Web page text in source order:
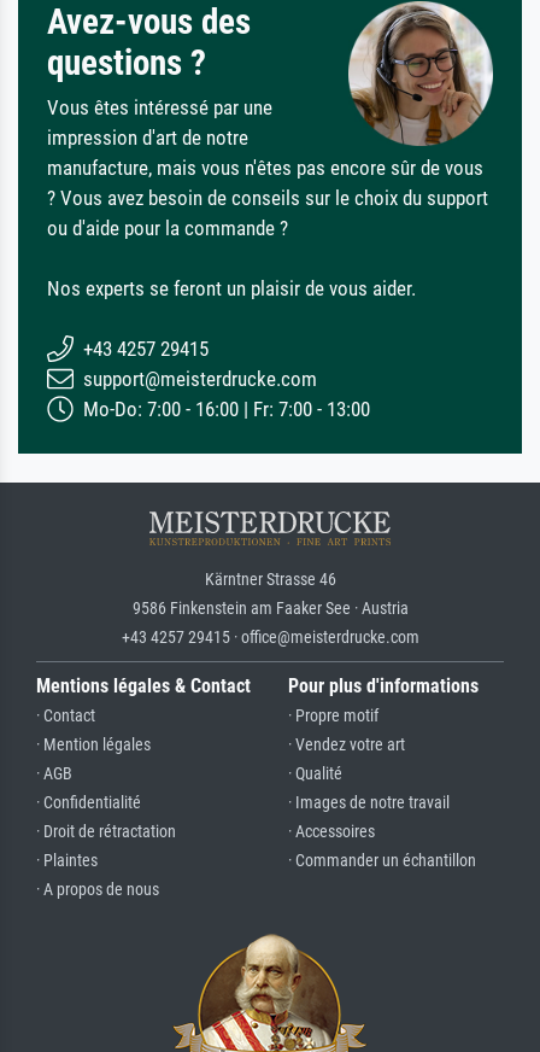
Avez-vous des
questions ?
Vous êtes intéressé par une
impression d'art de notre
manufacture, mais vous n'êtes pas encore sûr de vous
? Vous avez besoin de conseils sur le choix du support
ou d'aide pour la commande ?
Nos experts se feront un plaisir de vous aider.
+43 4257 29415
support@meisterdrucke.com
Mo-Do: 7:00 - 16:00 | Fr: 7:00 - 13:00
Kärntner Strasse 46
9586 Finkenstein am Faaker See · Austria
+43 4257 29415 · office@meisterdrucke.com
Mentions légales & Contact
· Contact
· Mention légales
· AGB
· Confidentialité
· Droit de rétractation
· Plaintes
· A propos de nous
Pour plus d'informations
· Propre motif
· Vendez votre art
· Qualité
· Images de notre travail
· Accessoires
· Commander un échantillon